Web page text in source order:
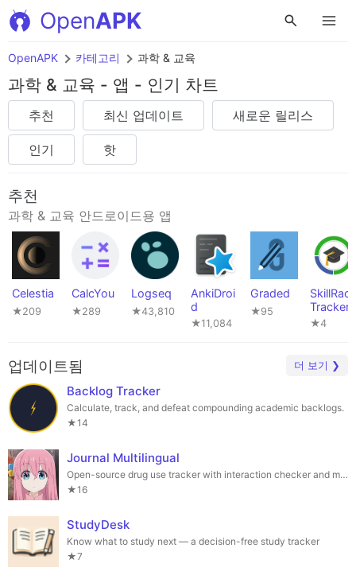
OpenAPK
OpenAPK 카테고리 과학 & 교육
과학 & 교육 - 앱 - 인기 차트
추천 최신 업데이트 새로운 릴리스
인기 핫
추천
과학 & 교육 안드로이드용 앱
Celestia
★209
CalcYou
★289
Logseq
★43,810
AnkiDroi
d
★11,084
Graded
★95
SkillRack
Tracker
★4
업데이트됨 더 보기 ❯
Backlog Tracker
Calculate, track, and defeat compounding academic backlogs.
★14
Journal Multilingual
Open-source drug use tracker with interaction checker and multilingual support.
★16
StudyDesk
Know what to study next — a decision-free study tracker
★7